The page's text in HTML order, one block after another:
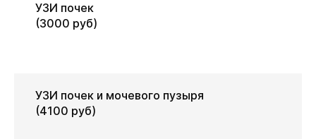
УЗИ почек
(3000 руб)
УЗИ почек и мочевого пузыря
(4100 руб)